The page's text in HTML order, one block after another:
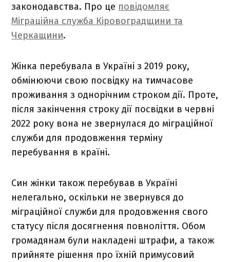
законодавства. Про це повідомляє
Міграційна служба Кіровоградщини та
Черкащини.
Жінка перебувала в Україні з 2019 року,
обмінюючи свою посвідку на тимчасове
проживання з однорічним строком дії. Проте,
після закінчення строку дії посвідки в червні
2022 року вона не звернулася до міграційної
служби для продовження терміну
перебування в країні.
Син жінки також перебував в Україні
нелегально, оскільки не звернувся до
міграційної служби для продовження свого
статусу після досягнення повноліття. Обом
громадянам були накладені штрафи, а також
прийняте рішення про їхній примусовий